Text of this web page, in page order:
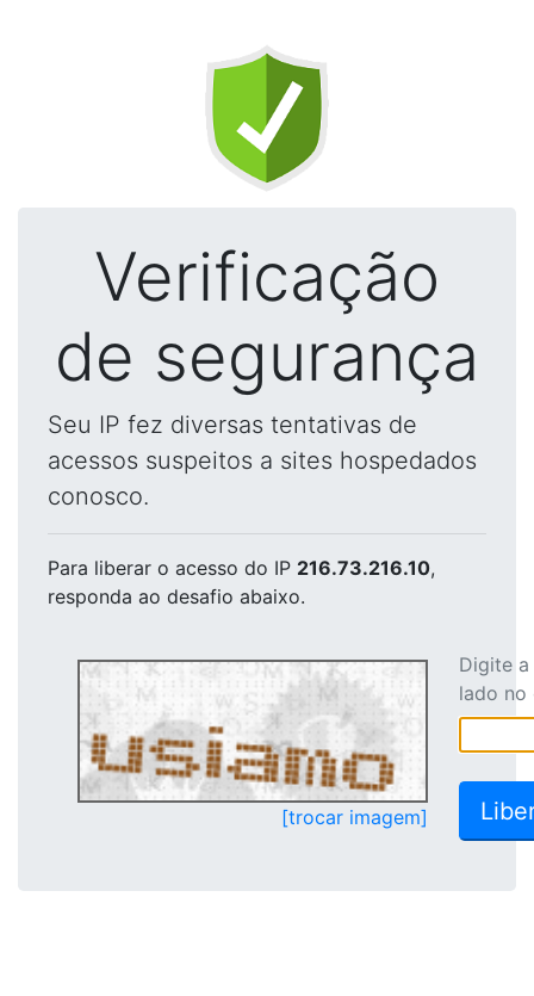
Verificação
de segurança
Seu IP fez diversas tentativas de
acessos suspeitos a sites hospedados
conosco.
Para liberar o acesso do IP 216.73.216.10,
responda ao desafio abaixo.
[trocar imagem]
Digite
lado no